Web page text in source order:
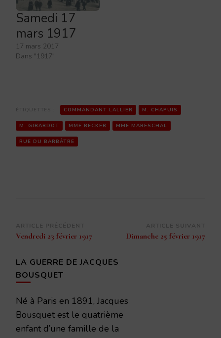
Samedi 17
mars 1917
17 mars 2017
Dans "1917"
COMMANDANT LALLIER M. CHAPUIS
M. GIRARDOT MME BECKER MME MARESCHAL
RUE DU BARBÂTRE
Navigation
d’article
Vendredi 23 février 1917 Dimanche 25 février 1917
LA GUERRE DE JACQUES
BOUSQUET
Né à Paris en 1891, Jacques
Bousquet est le quatrième
enfant d’une famille de la